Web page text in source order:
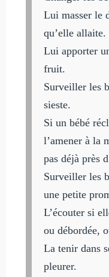
Lui masser le
qu’elle allaite.
Lui apporter
fruit.
Surveiller les
sieste.
Si un bébé
l’amener à la
pas déjà près
Surveiller les
une petite
L’écouter si
ou débordée,
La tenir dans
pleurer.